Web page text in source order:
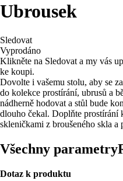
Ubrousek
Sledovat
Vyprodáno
Klikněte na Sledovat a my vás
ke koupi.
Dovolte i vašemu stolu, aby se
do kolekce prostírání, ubrusů a
nádherně hodovat a stůl bude
dlouho čekal. Doplňte prostírání
skleničkami z broušeného skla a
Všechny parametry
Dotaz k produktu